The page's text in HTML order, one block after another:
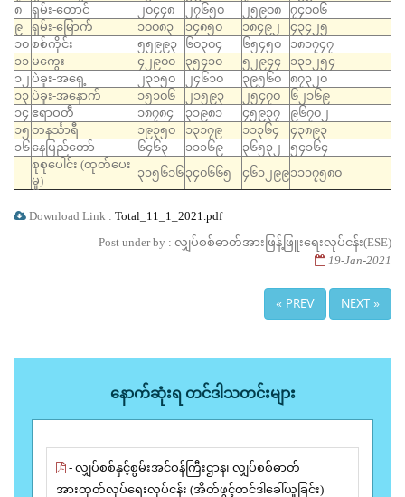
၈
ရှမ်း-တောင် ၂၀၄၄၈ ၂၇၆၅၀ ၂၅၉၀၈
၇၄၀၀၆
၉
ရှမ်း-မြောက် ၁၀၀၈၃ ၁၄၈၅၀ ၁၈၄၉၂
၄၃၄၂၅
၁၀ စစ်ကိုင်း ၅၅၉၉၃ ၆၀၃၀၄ ၆၅၄၅၀
၁၈၁၇၄၇
၁၁ မကွေး ၄၂၉၀၀ ၃၅၄၁၀ ၅၂၉၄၄
၁၃၁၂၅၄
၁၂ ပဲခူး-အရှေ့ ၂၃၁၅၀ ၂၄၆၁၀ ၃၉၅၆၀
၈၇၃၂၀
၁၃ ပဲခူး-အနောက် ၁၅၁၀၆ ၂၁၅၉၃ ၂၅၄၇၀
၆၂၁၆၉
၁၄ ဧရာဝတီ ၁၈၇၈၄ ၃၁၉၈၁ ၄၅၉၃၇
၉၆၇၀၂
၁၅ တနင်္သာရီ ၁၉၃၅၀ ၁၃၁၇၉ ၁၁၃၆၄
၄၃၈၉၃
၁၆နေပြည်တော် ၆၄၆၃ ၁၁၁၆၉ ၃၆၅၃၂
၅၄၁၆၄
စုစုပေါင်း (ထုတ်‌ပေး
မှု)
၃၁၅၆၁၆ ၃၄၀၆၆၅ ၄၆၁၂၉၉၁၁၁၇၅၈၀
Download Link : Total_11_1_2021.pdf
Post under by : လျှပ်စစ်ဓာတ်အားဖြန့်ဖြူးရေးလုပ်ငန်း(ESE)
19-Jan-2021
« PREV NEXT »
နောက်ဆုံးရ တင်ဒါသတင်းများ
- လျှပ်စစ်နှင့်စွမ်းအင်ဝန်ကြီးဌာန၊ လျှပ်စစ်ဓာတ်
အားထုတ်လုပ်ရေးလုပ်ငန်း (အိတ်ဖွင့်တင်ဒါခေါ်ယူခြင်း)